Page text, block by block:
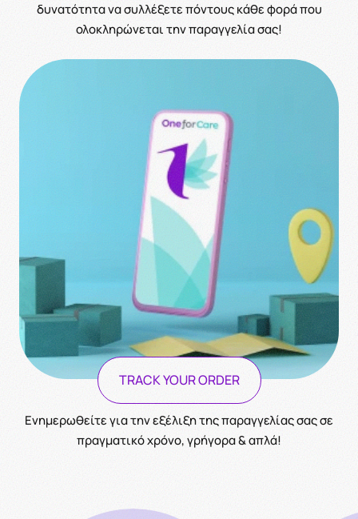
δυνατότητα να συλλέξετε πόντους κάθε φορά που
ολοκληρώνεται την παραγγελία σας!
TRACK YOUR ORDER
Ενημερωθείτε για την εξέλιξη της παραγγελίας σας σε
πραγματικό χρόνο, γρήγορα & απλά!